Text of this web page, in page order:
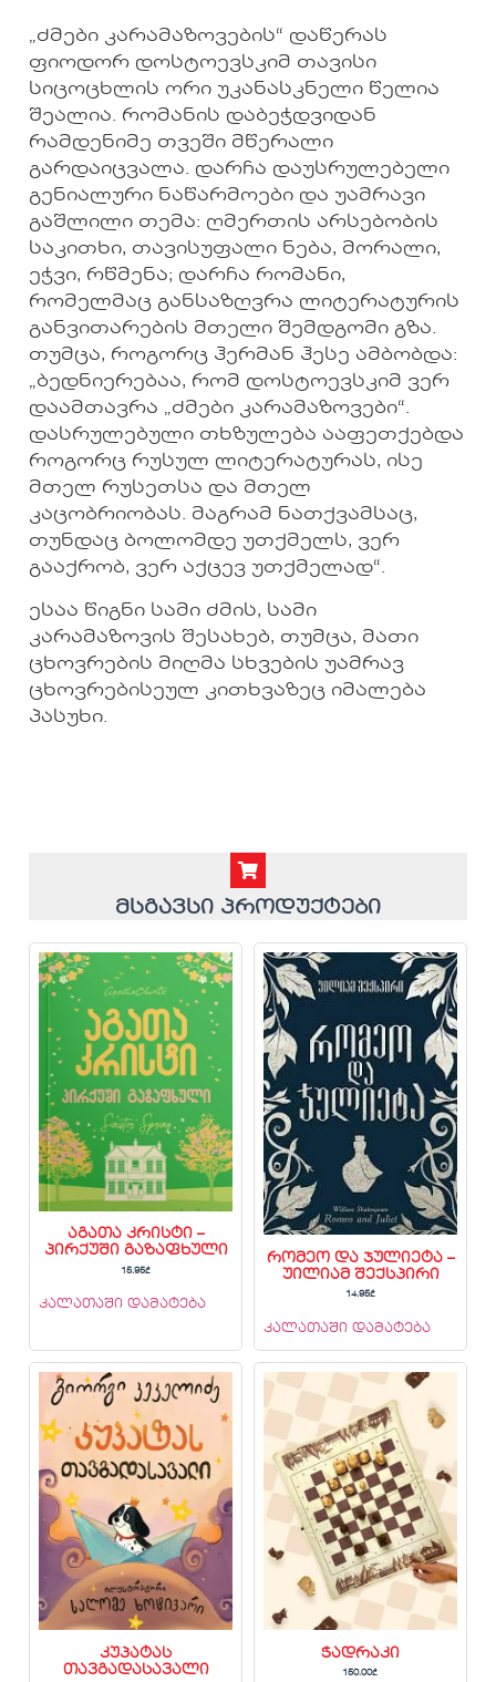
„ძმები კარამაზოვების“ დაწერას
ფიოდორ დოსტოევსკიმ თავისი
სიცოცხლის ორი უკანასკნელი წელია
შეალია. რომანის დაბეჭდვიდან
რამდენიმე თვეში მწერალი
გარდაიცვალა. დარჩა დაუსრულებელი
გენიალური ნაწარმოები და უამრავი
გაშლილი თემა: ღმერთის არსებობის
საკითხი, თავისუფალი ნება, მორალი,
ეჭვი, რწმენა; დარჩა რომანი,
რომელმაც განსაზღვრა ლიტერატურის
განვითარების მთელი შემდგომი გზა.
თუმცა, როგორც ჰერმან ჰესე ამბობდა:
„ბედნიერებაა, რომ დოსტოევსკიმ ვერ
დაამთავრა „ძმები კარამაზოვები“.
დასრულებული თხზულება ააფეთქებდა
როგორც რუსულ ლიტერატურას, ისე
მთელ რუსეთსა და მთელ
კაცობრიობას. მაგრამ ნათქვამსაც,
თუნდაც ბოლომდე უთქმელს, ვერ
გააქრობ, ვერ აქცევ უთქმელად“.
ესაა წიგნი სამი ძმის, სამი
კარამაზოვის შესახებ, თუმცა, მათი
ცხოვრების მიღმა სხვების უამრავ
ცხოვრებისეულ კითხვაზეც იმალება
პასუხი.
მსგავსი პროდუქტები
აგათა კრისტი –
პირქუში გაზაფხული
15.95₾
კალათაში დამატება
რომეო და ჯულიეტა –
უილიამ შექსპირი
14.95₾
კალათაში დამატება
კუპატას
თავგადასავალი
ჭადრაკი
150.00₾